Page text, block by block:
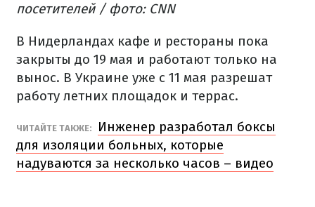
посетителей / фото: CNN
В Нидерландах кафе и рестораны пока
закрыты до 19 мая и работают только на
вынос. В Украине уже с 11 мая разрешат
работу летних площадок и террас.
ЧИТАЙТЕ ТАКЖЕ:
Инженер разработал боксы
для изоляции больных, которые
надуваются за несколько часов – видео